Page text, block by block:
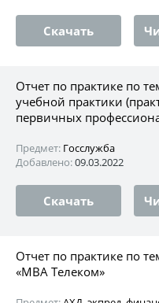
Скачать
Отчет по практике по
учебной практики
первичных
Предмет: Госслужба
Добавлено:09.03.2022
Скачать
Отчет по практике по
«МВА Телеком»